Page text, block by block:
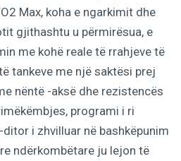
Max, koha e ngarkimit dhe
gjithashtu u përmirësua, e
me kohë reale të rrahjeve të
tankeve me një saktësi prej
nëntë -aksë dhe rezistencës
programi i ri
i zhvilluar në bashkëpunim
ndërkombëtare ju lejon të